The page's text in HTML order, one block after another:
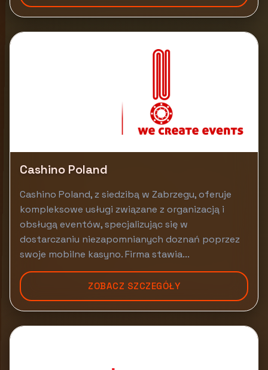
Cashino Poland
Cashino Poland, z siedzibą w Zabrzegu, oferuje
kompleksowe usługi związane z organizacją i
obsługą eventów, specjalizując się w
dostarczaniu niezapomnianych doznań poprzez
swoje mobilne kasyno. Firma stawia...
ZOBACZ SZCZEGÓŁY